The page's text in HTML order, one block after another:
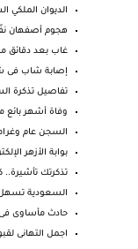
الديوان الملكي
هجوم أصفهان
غاب بعد دقائق
إصابة شاب فى
تفاصيل تذكرة
وفاة أشهر
السجن عام وغرامة 10 آلاف جنيه لـ"المأذون ياسر
بوابة الأزهر
تذكرتك تأشيرة..
السعودية تسهل
حادث مأساوى فى
اجمل التهانى